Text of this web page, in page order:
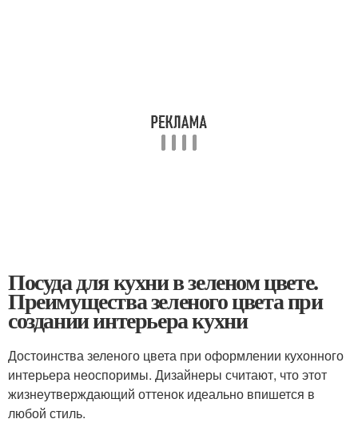
Посуда для кухни в зеленом цвете.
Преимущества зеленого цвета при
создании интерьера кухни
Достоинства зеленого цвета при оформлении кухонного
интерьера неоспоримы. Дизайнеры считают, что этот
жизнеутверждающий оттенок идеально впишется в
любой стиль.